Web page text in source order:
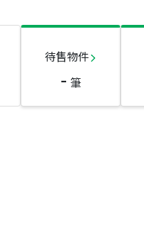
待售物件
- 筆